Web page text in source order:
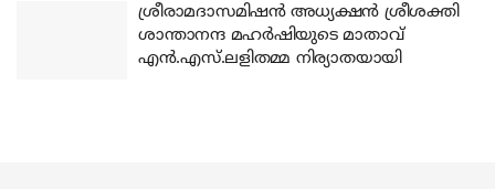
ശ്രീരാമദാസമിഷന്‍ അധ്യക്ഷന്‍ ശ്രീശക്തി
ശാന്താനന്ദ മഹര്‍ഷിയുടെ മാതാവ്
എന്‍.എസ്.ലളിതമ്മ നിര്യാതയായി